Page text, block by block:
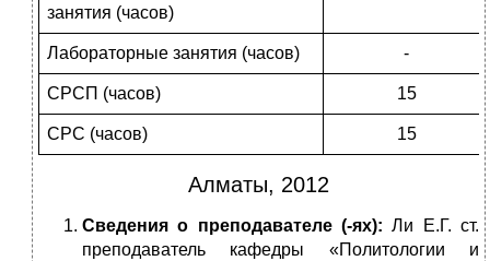
занятия (часов)
Лабораторные занятия (часов) -
СРСП (часов) 15
СРС (часов) 15
Алматы, 2012
Сведения о преподавателе (-ях):Ли Е.Г. ст.
преподаватель
кафедры «Политологии и